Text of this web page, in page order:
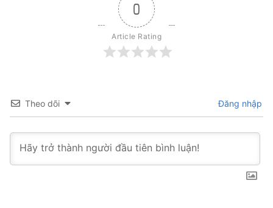
0
Article Rating
Theo dõi Đăng nhập